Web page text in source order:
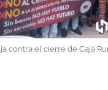
contra el cierre de Caja